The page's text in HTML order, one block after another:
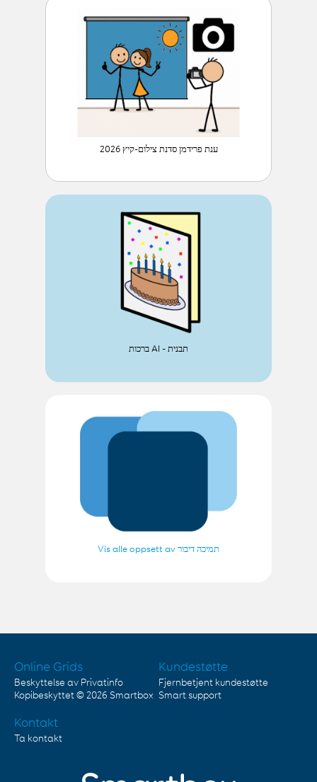
ענת פרידמן סדנת צילום-קיץ 2026
ברכות AI - תבנית
Vis alle oppsett av תמיכה דיבור
Online Grids
Beskyttelse av Privatinfo
Kopibeskyttet © 2026 Smartbox
Kundestøtte
Fjernbetjent kundestøtte
Smart support
Kontakt
Ta kontakt